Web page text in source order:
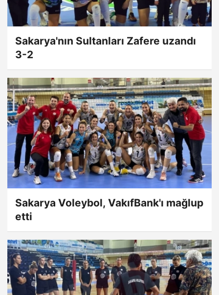
Sakarya'nın Sultanları Zafere uzandı
3-2
Sakarya Voleybol, VakıfBank'ı mağlup
etti